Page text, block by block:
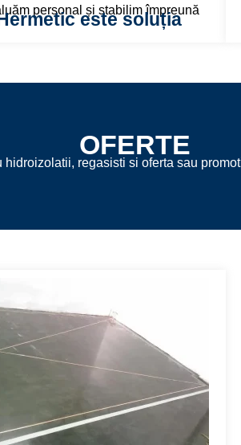
personal și stabilim împreună
este soluția
OFERTE
regasisti si oferta sau